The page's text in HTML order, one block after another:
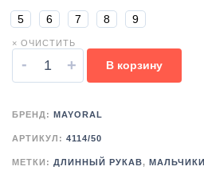
5 6 7 8 9
× ОЧИСТИТЬ
- + В корзину
БРЕНД: MAYORAL
АРТИКУЛ: 4114/50
МЕТКИ: ДЛИННЫЙ РУКАВ, МАЛЬЧИКИ